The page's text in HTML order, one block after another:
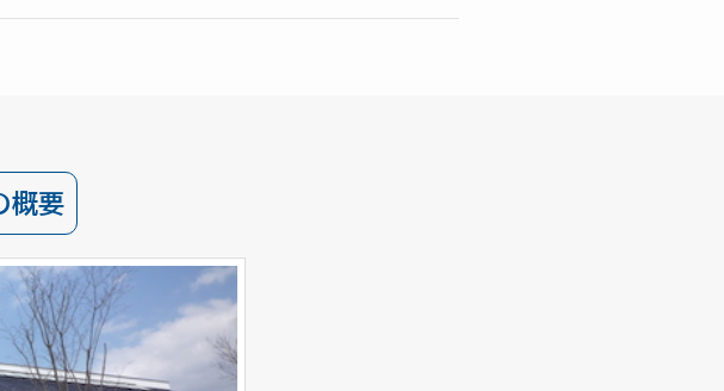
概要